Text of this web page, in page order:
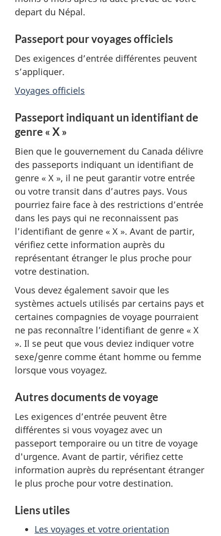
depart du Népal.
Passeport pour voyages officiels
Des exigences d’entrée différentes peuvent
s’appliquer.
Voyages officiels
Passeport indiquant un identifiant de
genre « X »
Bien que le gouvernement du Canada délivre
des passeports indiquant un identifiant de
genre « X », il ne peut garantir votre entrée
ou votre transit dans d’autres pays. Vous
pourriez faire face à des restrictions d’entrée
dans les pays qui ne reconnaissent pas
l’identifiant de genre « X ». Avant de partir,
vérifiez cette information auprès du
représentant étranger le plus proche pour
votre destination.
Vous devez également savoir que les
systèmes actuels utilisés par certains pays et
certaines compagnies de voyage pourraient
ne pas reconnaître l’identifiant de genre « X
». Il se peut que vous deviez indiquer votre
sexe/genre comme étant homme ou femme
lorsque vous voyagez.
Autres documents de voyage
Les exigences d’entrée peuvent être
différentes si vous voyagez avec un
passeport temporaire ou un titre de voyage
d'urgence. Avant de partir, vérifiez cette
information auprès du représentant étranger
le plus proche pour votre destination.
Liens utiles
Les voyages et votre orientation